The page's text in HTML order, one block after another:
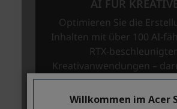
Willkommen im Acer